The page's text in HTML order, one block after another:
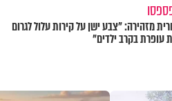
מזהירה: "צבע ישן על קירות עלול לגרום
עופרת בקרב ילדים"